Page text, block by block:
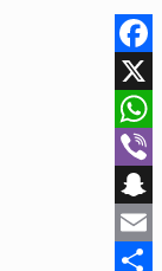
Facebook
X
WhatsApp
Viber
Snapchat
Email